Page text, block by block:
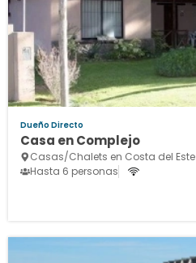
Dueño Directo
Casa en Complejo
Casas/Chalets en Costa del Este
Hasta 6 personas